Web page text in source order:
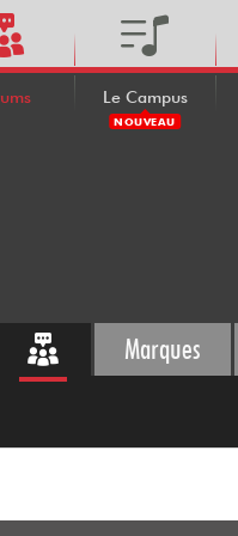
Le Campus
NOUVEAU
Marques